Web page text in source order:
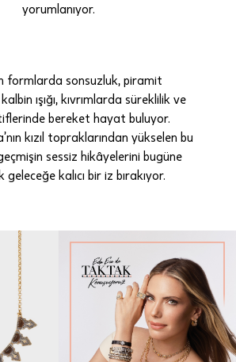
yorumlanıyor.
formlarda sonsuzluk, piramit
ışığı, kıvrımlarda süreklilik ve
bereket hayat buluyor.
kızıl topraklarından yükselen bu
sessiz hikâyelerini bugüne
geleceğe kalıcı bir iz bırakıyor.